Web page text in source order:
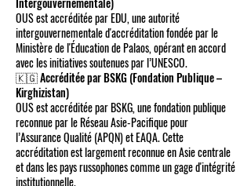
OUS est accréditée par EDU, une autorité
intergouvernementale d'accréditation fondée par le
Ministère de l'Éducation de Palaos, opérant en accord
avec les initiatives soutenues par l’UNESCO.
🇰🇬 Accréditée par BSKG (Fondation Publique –
Kirghizistan)
OUS est accréditée par BSKG, une fondation publique
reconnue par le Réseau Asie-Pacifique pour
l’Assurance Qualité (APQN) et EAQA. Cette
accréditation est largement reconnue en Asie centrale
et dans les pays russophones comme un gage d'intégrité
institutionnelle.